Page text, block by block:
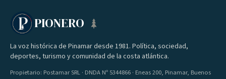
PIONERO
La voz histórica de Pinamar desde 1981. Política, sociedad,
deportes, turismo y comunidad de la costa atlántica.
Propietario: Postamar SRL · DNDA Nº 5344866 · Eneas 200, Pinamar, Buenos